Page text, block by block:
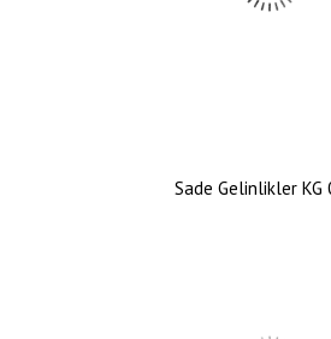
Sade Gelinlikler KG